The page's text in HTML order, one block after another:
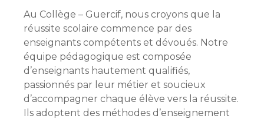
Au Collège – Guercif, nous croyons que la
réussite scolaire commence par des
enseignants compétents et dévoués. Notre
équipe pédagogique est composée
d’enseignants hautement qualifiés,
passionnés par leur métier et soucieux
d’accompagner chaque élève vers la réussite.
Ils adoptent des méthodes d’enseignement